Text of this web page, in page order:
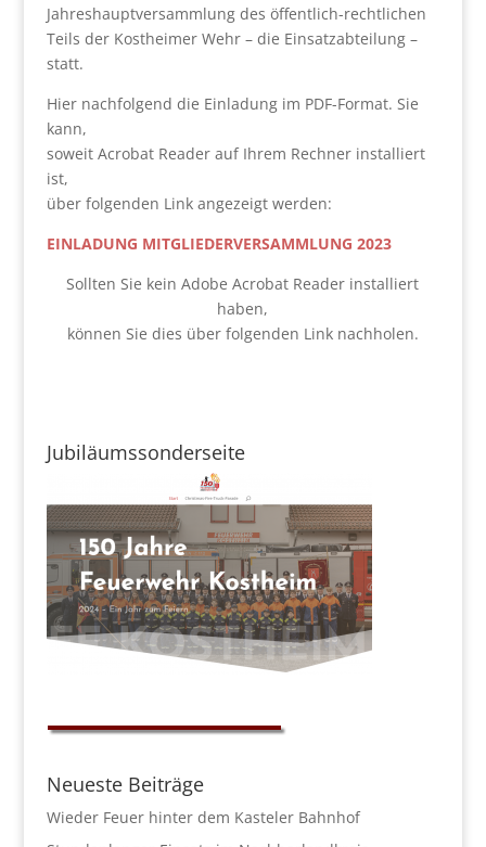
Jahreshauptversammlung des öffentlich-rechtlichen
Teils der Kostheimer Wehr – die Einsatzabteilung –
statt.
Hier nachfolgend die Einladung im PDF-Format. Sie
kann,
soweit Acrobat Reader auf Ihrem Rechner installiert
ist,
über folgenden Link angezeigt werden:
EINLADUNG MITGLIEDERVERSAMMLUNG 2023
Sollten Sie kein Adobe Acrobat Reader installiert
haben,
können Sie dies über folgenden Link nachholen.
Jubiläumssonderseite
Neueste Beiträge
Wieder Feuer hinter dem Kasteler Bahnhof